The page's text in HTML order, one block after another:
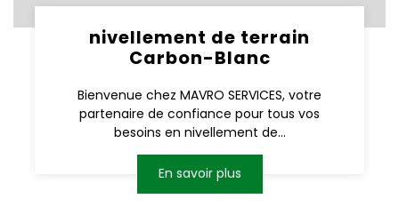
nivellement de terrain
Carbon-Blanc
Bienvenue chez MAVRO SERVICES, votre
partenaire de confiance pour tous vos
besoins en nivellement de...
En savoir plus